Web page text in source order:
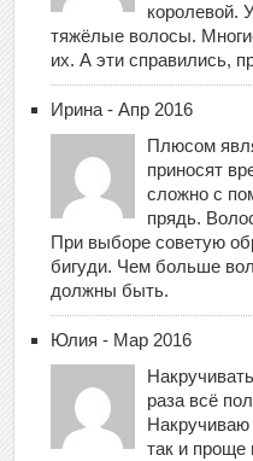
королевой.
тяжёлые волосы.
их. А эти справились,
Ирина - Апр 2016
Плюсом
приносят
сложно с
прядь.
При выборе советую
бигуди. Чем больше
должны быть.
Юлия - Мар 2016
раза всё
так и проще